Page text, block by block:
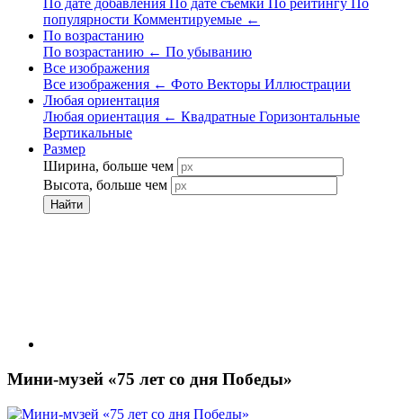
По дате добавления По дате съёмки По рейтингу По
популярности Комментируемые ←
По возрастанию
По возрастанию ← По убыванию
Все изображения
Все изображения ← Фото Векторы Иллюстрации
Любая ориентация
Любая ориентация ← Квадратные Горизонтальные
Вертикальные
Размер
Ширина, больше чем
Высота, больше чем
Найти
Мини-музей «75 лет со дня Победы»